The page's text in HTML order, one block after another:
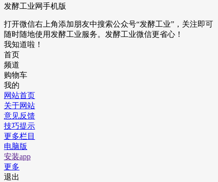
发酵工业网手机版
打开微信右上角添加朋友中搜索公众号“发酵工业”，关注即可
随时随地使用发酵工业服务。发酵工业微信更省心！
我知道啦！
首页
频道
购物车
我的
网站首页
关于网站
意见反馈
技巧提示
更多栏目
电脑版
安装app
更多
退出